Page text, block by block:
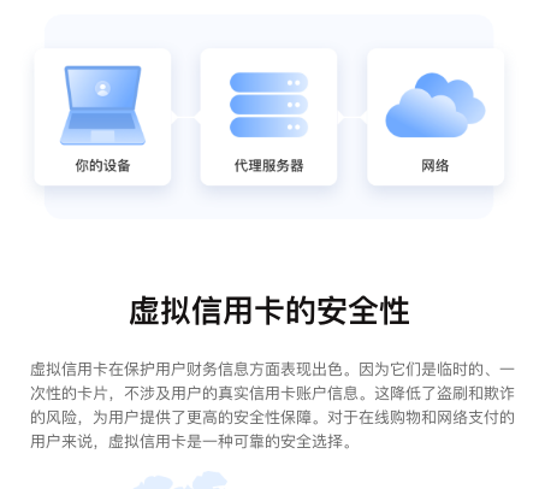
虚拟信用卡的安全性
虚拟信用卡在保护用户财务信息方面表现出色。因为它们是临时的、一
次性的卡片，不涉及用户的真实信用卡账户信息。这降低了盗刷和欺诈
的风险，为用户提供了更高的安全性保障。对于在线购物和网络支付的
用户来说，虚拟信用卡是一种可靠的安全选择。